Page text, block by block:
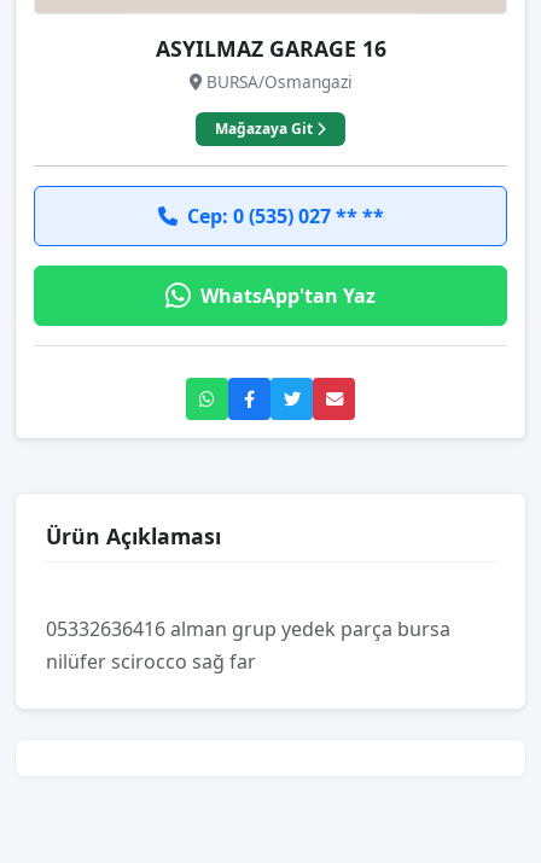
ASYILMAZ GARAGE 16
BURSA/Osmangazi
Mağazaya Git
Cep: 0 (535) 027 ** **
WhatsApp'tan Yaz
Ürün Açıklaması
05332636416 alman grup yedek parça bursa
nilüfer scirocco sağ far